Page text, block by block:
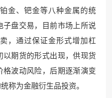
铂金、钯金等八种金属的统
盘交易，目前市场上所说
，通过保证金形式增加杠
以期货的形式出现，供现货
格波动风险，后期逐渐演变
称为金融衍生品投资。